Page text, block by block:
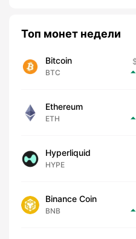
Топ монет недели
Bitcoin
BTC
Ethereum
ETH
Hyperliquid
HYPE
Binance Coin
BNB